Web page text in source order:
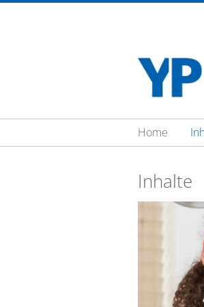
Zum Inhalt wechseln
Home
Inhalte